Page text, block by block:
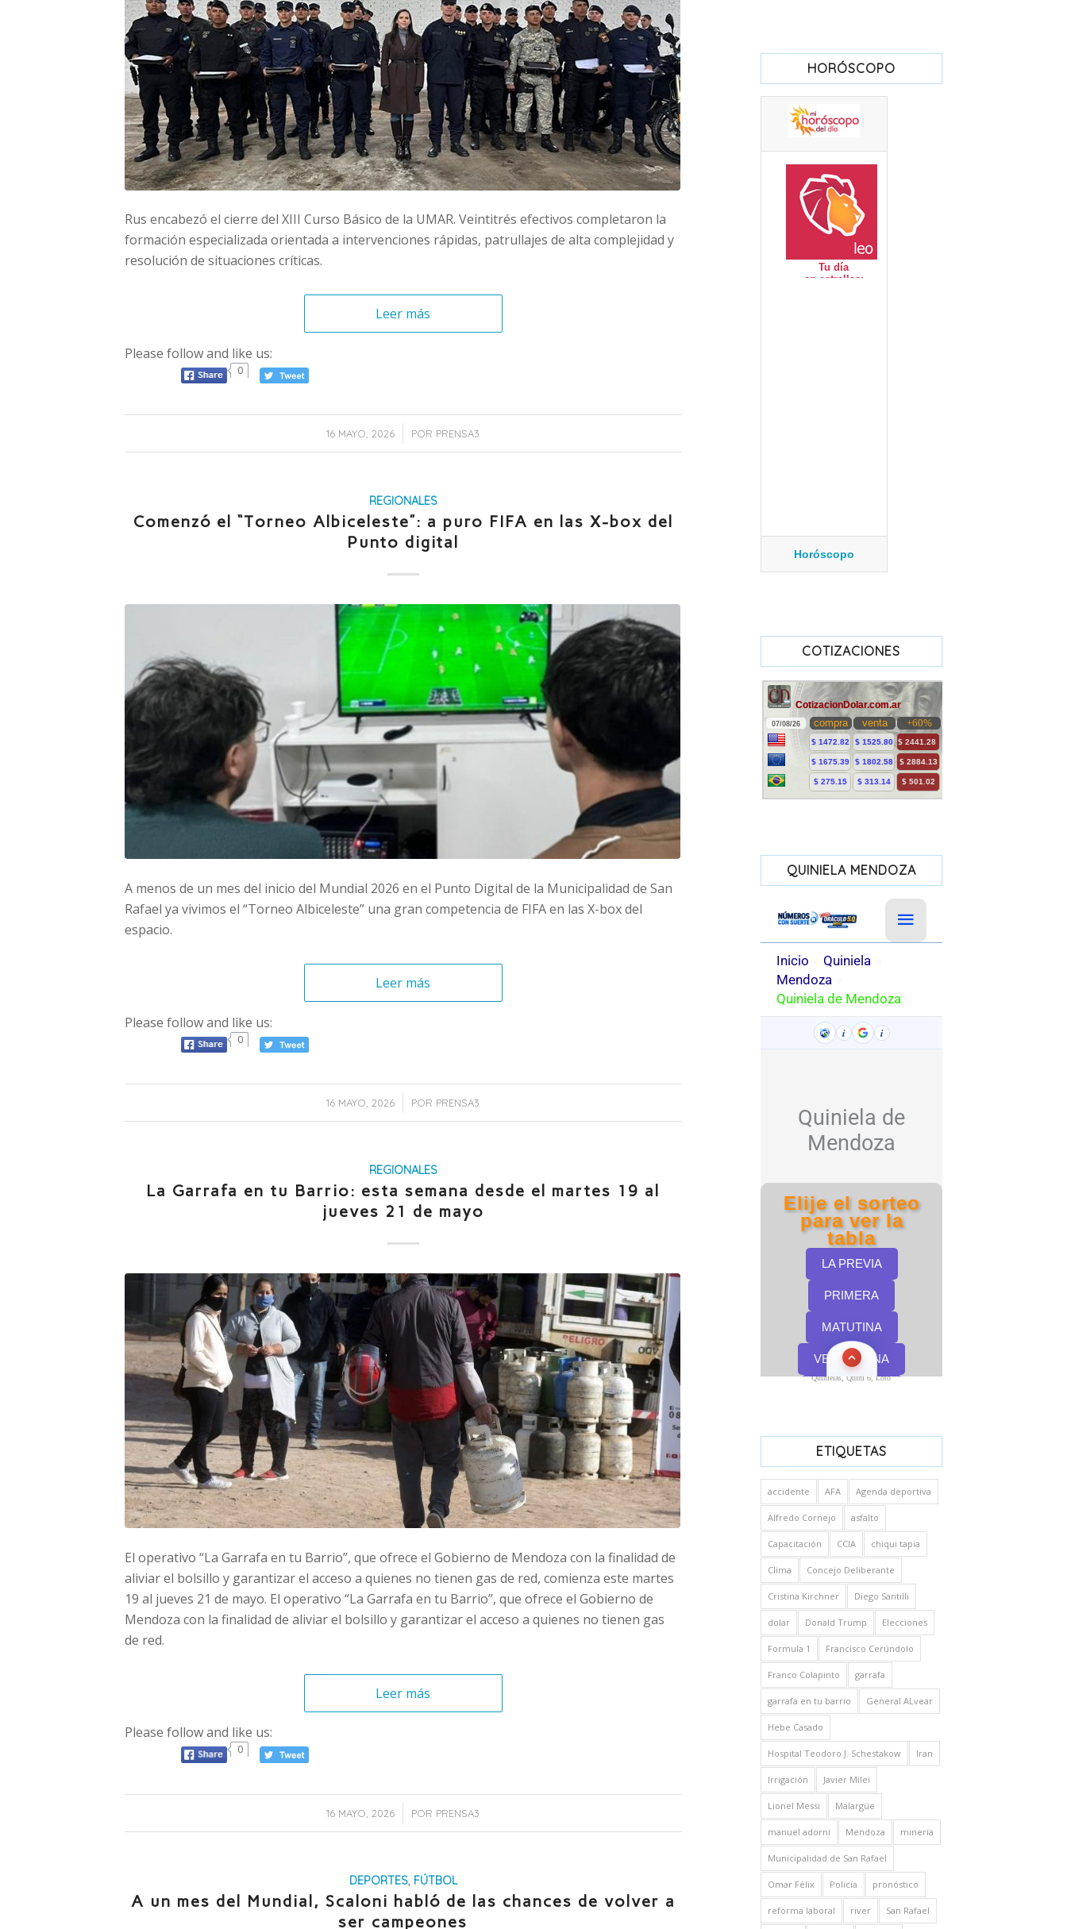
Rus encabezó el cierre del XIII Curso Básico de la UMAR. Veintitrés efectivos completaron la
formación especializada orientada a intervenciones rápidas, patrullajes de alta complejidad y
resolución de situaciones críticas.
Leer más
Please follow and like us:
0
16 MAYO, 2026
/ POR PRENSA3
REGIONALES
Comenzó el “Torneo Albiceleste”: a puro FIFA en las X-box del
Punto digital
A menos de un mes del inicio del Mundial 2026 en el Punto Digital de la Municipalidad de San
Rafael ya vivimos el “Torneo Albiceleste” una gran competencia de FIFA en las X-box del
espacio.
Leer más
Please follow and like us:
0
16 MAYO, 2026
/ POR PRENSA3
REGIONALES
La Garrafa en tu Barrio: esta semana desde el martes 19 al
jueves 21 de mayo
El operativo “La Garrafa en tu Barrio”, que ofrece el Gobierno de Mendoza con la finalidad de
aliviar el bolsillo y garantizar el acceso a quienes no tienen gas de red, comienza este martes
19 al jueves 21 de mayo. El operativo “La Garrafa en tu Barrio”, que ofrece el Gobierno de
Mendoza con la finalidad de aliviar el bolsillo y garantizar el acceso a quienes no tienen gas
de red.
Leer más
Please follow and like us:
0
16 MAYO, 2026
/ POR PRENSA3
DEPORTES, FÚTBOL
A un mes del Mundial, Scaloni habló de las chances de volver a
ser campeones
HORÓSCOPO
Horóscopo
COTIZACIONES
QUINIELA MENDOZA
Quinielas, Quini 6, Loto
ETIQUETAS
accidente AFA Agenda deportiva
Alfredo Cornejo asfalto
Capacitación CCIA chiqui tapia
Clima Concejo Deliberante
Cristina Kirchner Diego Santilli
dolar Donald Trump Elecciones
Formula 1 Francisco Cerúndolo
Franco Colapinto garrafa
garrafa en tu barrio General ALvear
Hebe Casado
Hospital Teodoro J. Schestakow Iran
Irrigación Javier Milei
Lionel Messi Malargüe
manuel adorni Mendoza minería
Municipalidad de San Rafael
Omar Félix Policía pronóstico
reforma laboral river San Rafael